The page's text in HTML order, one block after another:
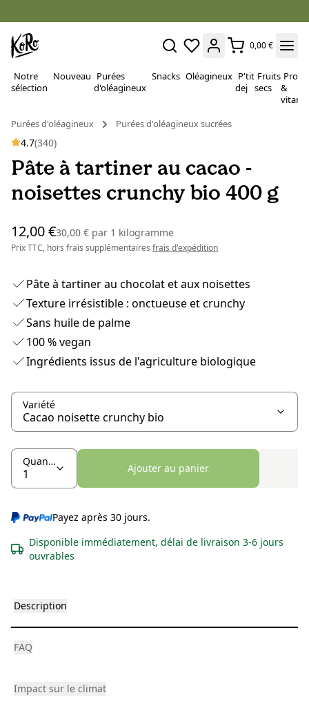
0,00 €
Notre
sélection
Nouveau Purées
d'oléagineux
Snacks Oléagineux P'tit
dej
Fruits
secs
&
Purées d'oléagineux
Purées d'oléagineux sucrées
4.7(340)
Pâte à tartiner au cacao -
noisettes crunchy bio 400 g
12,00 €30,00 € par 1 kilogramme
Prix TTC, hors frais supplémentaires frais d'expédition
Pâte à tartiner au chocolat et aux noisettes
Texture irrésistible : onctueuse et crunchy
Sans huile de palme
100 % vegan
Ingrédients issus de l'agriculture biologique
Variété
Quantité
Ajouter au panier
Payez après 30 jours.
Disponible immédiatement, délai de livraison 3-6 jours
ouvrables
Description
FAQ
Impact sur le climat